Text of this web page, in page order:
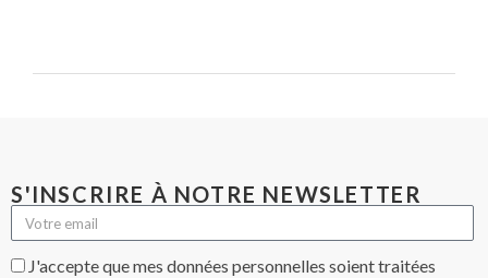
S'INSCRIRE À NOTRE NEWSLETTER
J'accepte que mes données personnelles soient traitées